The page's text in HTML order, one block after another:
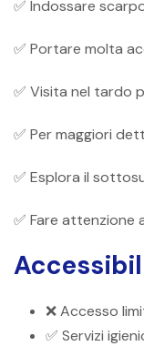
✅ Indossare
✅ Portare molta
✅ Visita nel tardo
✅ Per maggiori
✅ Esplora il
✅ Fare attenzione
❌ Accesso
✅ Servizi